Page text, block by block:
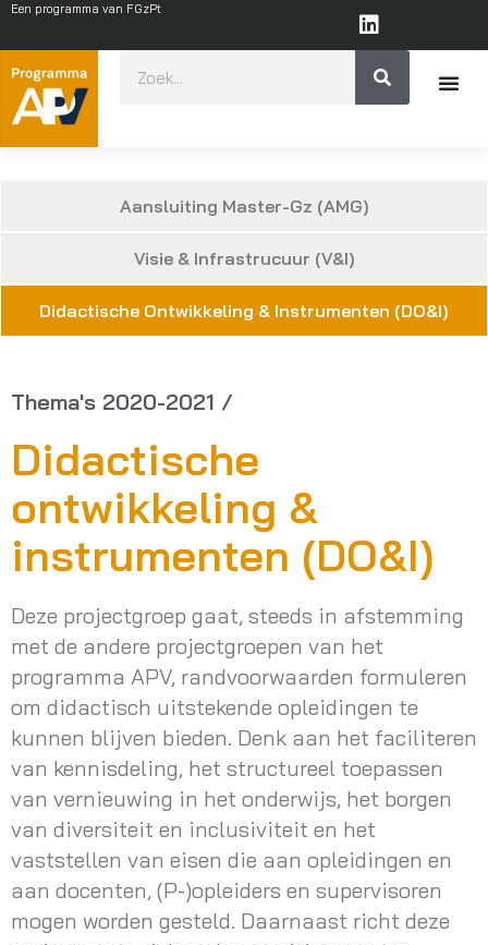
Een programma van FGzPt
Aansluiting Master-Gz (AMG)
Visie & Infrastrucuur (V&I)
Didactische Ontwikkeling & Instrumenten (DO&I)
Thema's 2020-2021 /
Didactische
ontwikkeling &
instrumenten (DO&I)
Deze projectgroep gaat, steeds in afstemming
met de andere projectgroepen van het
programma APV, randvoorwaarden formuleren
om didactisch uitstekende opleidingen te
kunnen blijven bieden. Denk aan het faciliteren
van kennisdeling, het structureel toepassen
van vernieuwing in het onderwijs, het borgen
van diversiteit en inclusiviteit en het
vaststellen van eisen die aan opleidingen en
aan docenten, (P-)opleiders en supervisoren
mogen worden gesteld. Daarnaast richt deze